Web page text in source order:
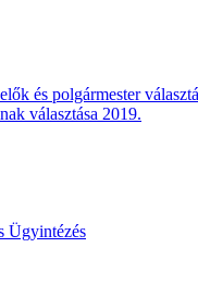
és polgármester
választása 2019.
Ügyintézés